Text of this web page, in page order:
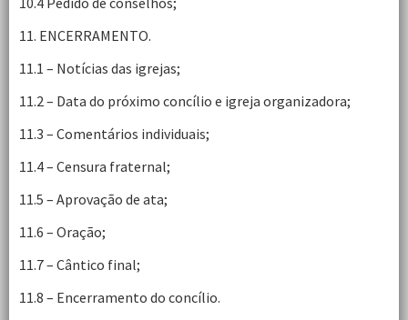
11. ENCERRAMENTO.
11.1 – Notícias das igrejas;
11.2 – Data do próximo concílio e igreja organizadora;
11.3 – Comentários individuais;
11.4 – Censura fraternal;
11.5 – Aprovação de ata;
11.6 – Oração;
11.7 – Cântico final;
11.8 – Encerramento do concílio.